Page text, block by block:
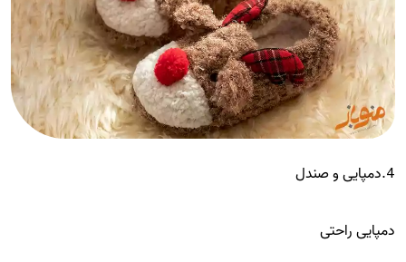
4.دمپایی و صندل
دمپایی راحتی